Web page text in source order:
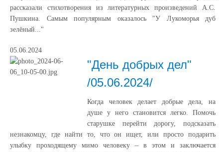
рассказали стихотворения из литературных произведений А.С.
Пушкина. Самым популярным оказалось "У Лукоморья дуб
зелёный..."
05.06.2024
"День добрых дел"
/05.06.2024/
Когда человек делает добрые дела, на
душе у него становится легко. Помочь
старушке перейти дорогу, подсказать
незнакомцу, где найти то, что он ищет, или просто подарить
улыбку проходящему мимо человеку – в этом и заключается